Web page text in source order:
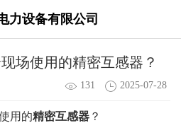
力设备有限公司
场使用的精密互感器？
131 2025-07-28
用的精密互感器 ？